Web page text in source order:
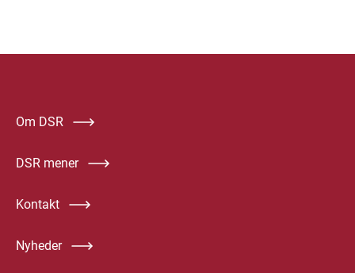
Om DSR
DSR mener
Kontakt
Nyheder